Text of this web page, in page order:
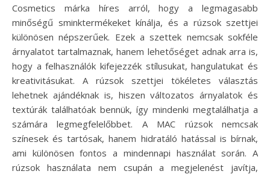
Cosmetics márka híres arról, hogy a legmagasabb
minőségű sminktermékeket kínálja, és a rúzsok szettjei
különösen népszerűek. Ezek a szettek nemcsak sokféle
árnyalatot tartalmaznak, hanem lehetőséget adnak arra is,
hogy a felhasználók kifejezzék stílusukat, hangulatukat és
kreativitásukat. A rúzsok szettjei tökéletes választás
lehetnek ajándéknak is, hiszen változatos árnyalatok és
textúrák találhatóak bennük, így mindenki megtalálhatja a
számára legmegfelelőbbet. A MAC rúzsok nemcsak
színesek és tartósak, hanem hidratáló hatással is bírnak,
ami különösen fontos a mindennapi használat során. A
rúzsok használata nem csupán a megjelenést javítja,